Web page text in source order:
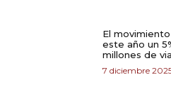
El
este año un
millones de
7 diciembre